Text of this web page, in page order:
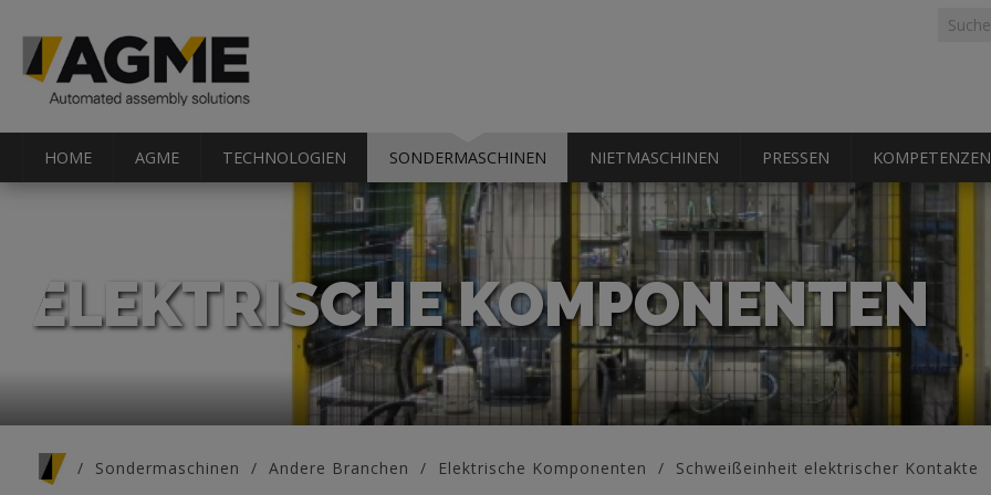
Suche
HOME AGME TECHNOLOGIEN SONDERMASCHINEN NIETMASCHINEN PRESSEN KOMPETENZEN
ELEKTRISCHE KOMPONENTEN
Sondermaschinen Andere Branchen Elektrische Komponenten Schweißeinheit elektrischer Kontakte